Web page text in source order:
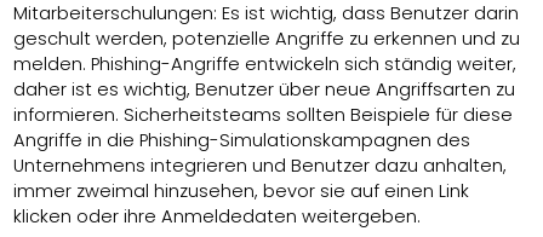
Mitarbeiterschulungen: Es ist wichtig, dass Benutzer darin
geschult werden, potenzielle Angriffe zu erkennen und zu
melden. Phishing-Angriffe entwickeln sich ständig weiter,
daher ist es wichtig, Benutzer über neue Angriffsarten zu
informieren. Sicherheitsteams sollten Beispiele für diese
Angriffe in die Phishing-Simulationskampagnen des
Unternehmens integrieren und Benutzer dazu anhalten,
immer zweimal hinzusehen, bevor sie auf einen Link
klicken oder ihre Anmeldedaten weitergeben.